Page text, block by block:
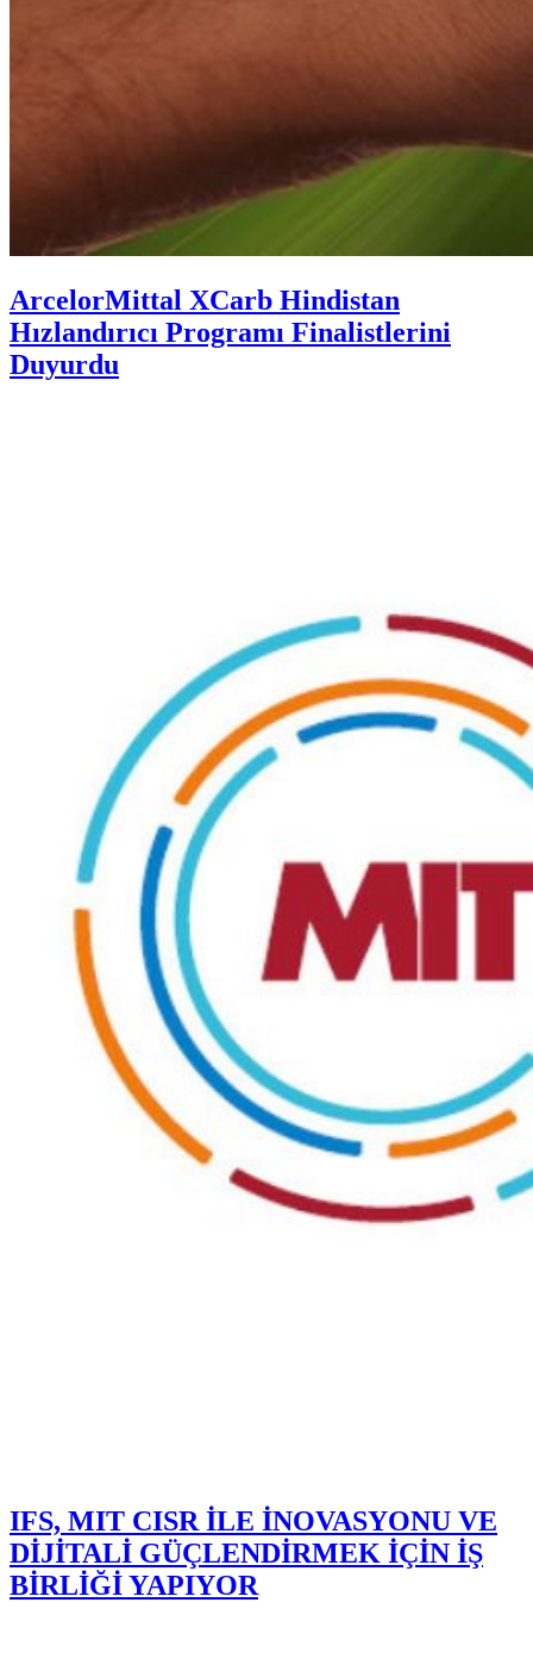
ArcelorMittal XCarb Hindistan
Hızlandırıcı Programı Finalistlerini
Duyurdu
IFS, MIT CISR İLE İNOVASYONU VE
DİJİTALİ GÜÇLENDİRMEK İÇİN İŞ
BİRLİĞİ YAPIYOR